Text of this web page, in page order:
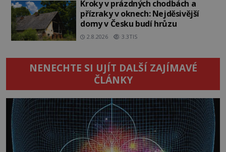
Kroky v prázdných chodbách a
přízraky v oknech: Nejděsivější
domy v Česku budí hrůzu
2.8.2026 3.3TIS
NENECHTE SI UJÍT DALŠÍ ZAJÍMAVÉ
ČLÁNKY